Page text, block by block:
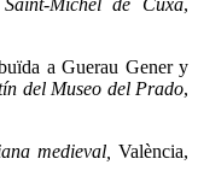
a Guerau Gener y
del Museo del Prado,
medieval, València,